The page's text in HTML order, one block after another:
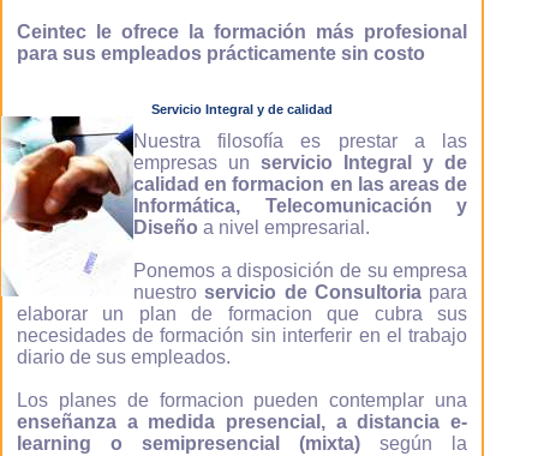
Ceintec le ofrece la formación más profesional
para sus empleados prácticamente sin costo
Servicio Integral y de calidad
Nuestra filosofía es prestar a las
empresas unservicio Integral y de
calidad en formacion en las areas de
Informática, Telecomunicación y
Diseño a nivel empresarial.
Ponemos a disposición de su empresa
nuestroservicio de Consultoriapara
elaborar un plan de formacion que cubra sus
necesidades de formación sin interferir en el trabajo
diario de sus empleados.
Los planes de formacion pueden contemplar una
enseñanza a medida presencial, a distancia e-
learning o semipresencial (mixta) según la